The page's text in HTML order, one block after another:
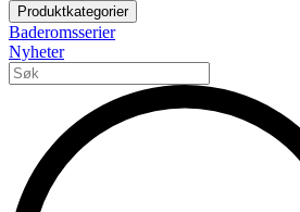
Produktkategorier
Baderomsserier
Nyheter